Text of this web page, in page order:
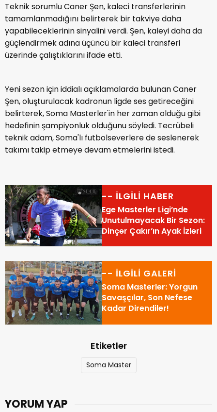
Teknik sorumlu Caner Şen, kaleci transferlerinin
tamamlanmadığını belirterek bir takviye daha
yapabileceklerinin sinyalini verdi. Şen, kaleyi daha da
güçlendirmek adına üçüncü bir kaleci transferi
üzerinde çalıştıklarını ifade etti.
Yeni sezon için iddialı açıklamalarda bulunan Caner
Şen, oluşturulacak kadronun ligde ses getireceğini
belirterek, Soma Masterler'in her zaman olduğu gibi
hedefinin şampiyonluk olduğunu söyledi. Tecrübeli
teknik adam, Soma'lı futbolseverlere de seslenerek
takımı takip etmeye devam etmelerini istedi.
-- İLGİLİ HABER
Ege Masterler Ligi’nde
Unutulmayacak Bir Sezon:
Dinçer Çakır’ın Ayak İzleri
-- İLGİLİ GALERİ
Soma Masterler: Yorgun
Savaşçılar, Son Nefese
Kadar Direndiler!
Etiketler
Soma Master
YORUM YAP